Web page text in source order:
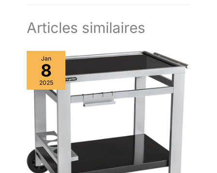
Articles similaires
Jan
8
2025